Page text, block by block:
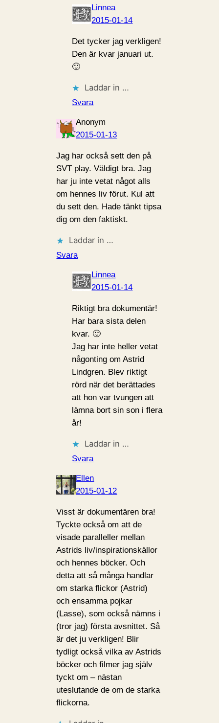
Linnea
2015-01-14
Det tycker jag verkligen!
Den är kvar januari ut.
🙂
Laddar in …
Svara
Anonym
2015-01-13
Jag har också sett den på
SVT play. Väldigt bra. Jag
har ju inte vetat något alls
om hennes liv förut. Kul att
du sett den. Hade tänkt tipsa
dig om den faktiskt.
Laddar in …
Svara
Linnea
2015-01-14
Riktigt bra dokumentär!
Har bara sista delen
kvar. 🙂
Jag har inte heller vetat
någonting om Astrid
Lindgren. Blev riktigt
rörd när det berättades
att hon var tvungen att
lämna bort sin son i flera
år!
Laddar in …
Svara
Ellen
2015-01-12
Visst är dokumentären bra!
Tyckte också om att de
visade paralleller mellan
Astrids liv/inspirationskällor
och hennes böcker. Och
detta att så många handlar
om starka flickor (Astrid)
och ensamma pojkar
(Lasse), som också nämns i
(tror jag) första avsnittet. Så
är det ju verkligen! Blir
tydligt också vilka av Astrids
böcker och filmer jag själv
tyckt om – nästan
uteslutande de om de starka
flickorna.